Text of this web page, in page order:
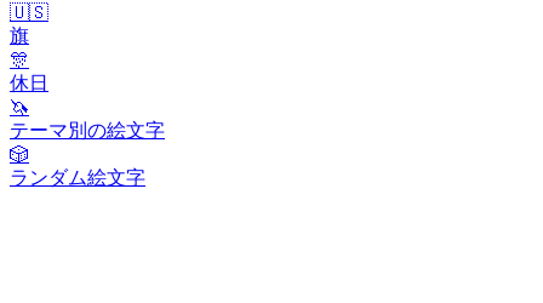
🇺🇸
旗
🎊
休日
🦄
テーマ別の絵文字
🎲
ランダム絵文字